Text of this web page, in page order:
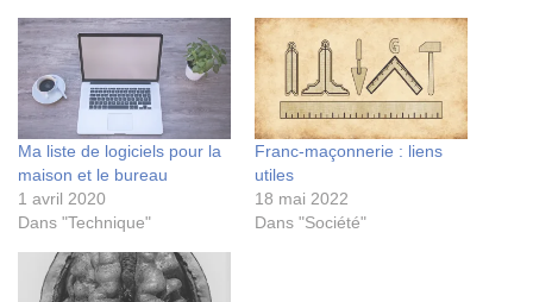
Ma liste de logiciels pour la
maison et le bureau
1 avril 2020
Dans "Technique"
Franc-maçonnerie : liens
utiles
18 mai 2022
Dans "Société"